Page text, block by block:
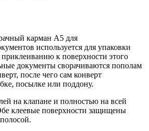
карман A5 для
используется для упаковки
к поверхности этого
документы сворачиваются пополам
после чего сам конверт
посылке или поддону.
на клапане и полностью на всей
клеевые поверхности защищены